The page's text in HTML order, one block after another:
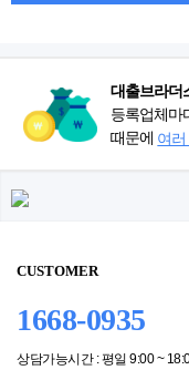
대출브라더
등록업체마
때문에 여
CUSTOMER
1668-0935
상담가능시간 : 평일 9:00 ~